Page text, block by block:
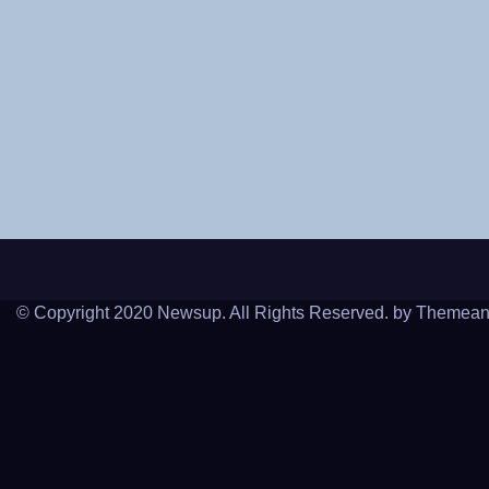
© Copyright 2020 Newsup. All Rights Reserved. by